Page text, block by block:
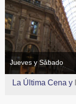
Jueves y Sábado
La Última Cena y